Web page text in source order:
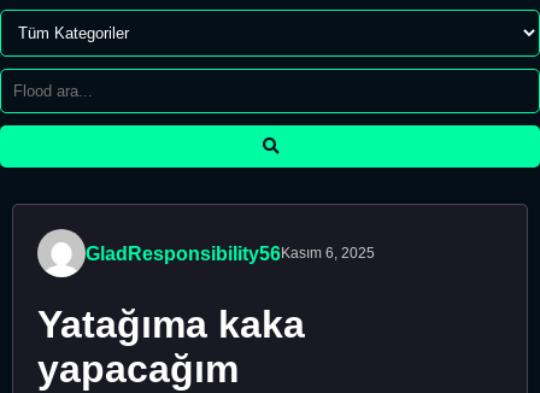
GladResponsibility56Kasım 6, 2025
Yatağıma kaka
yapacağım